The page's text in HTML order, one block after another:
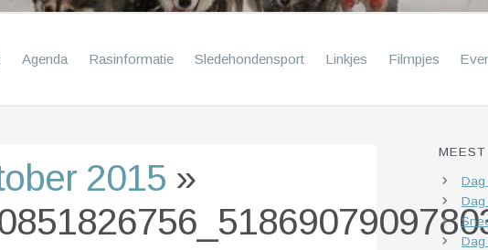
Agenda Rasinformatie Sledehondensport Linkjes Filmpjes
2015 »
Dag
Dag
Dag